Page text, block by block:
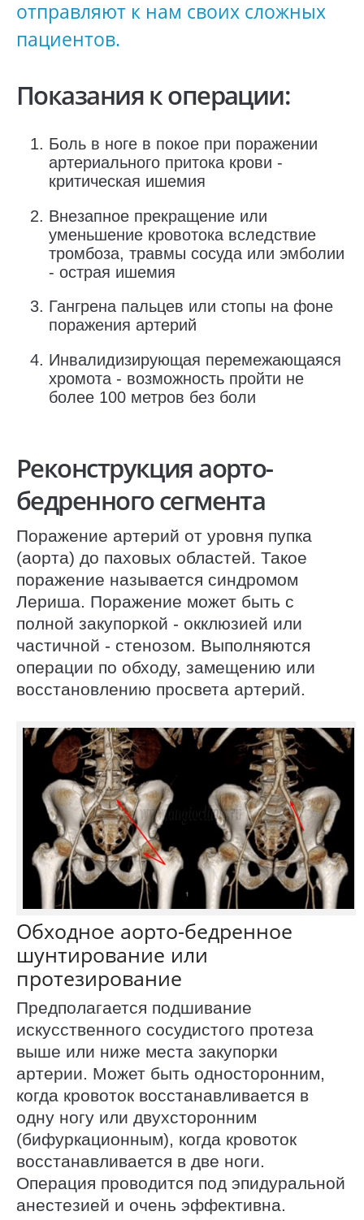
отправляют к нам своих сложных
пациентов.
Показания к операции:
Боль в ноге в покое при поражении
артериального притока крови -
критическая ишемия
Внезапное прекращение или
уменьшение кровотока вследствие
тромбоза, травмы сосуда или эмболии
- острая ишемия
Гангрена пальцев или стопы на фоне
поражения артерий
Инвалидизирующая перемежающаяся
хромота - возможность пройти не
более 100 метров без боли
Реконструкция аорто-
бедренного сегмента
Поражение артерий от уровня пупка
(аорта) до паховых областей. Такое
поражение называется синдромом
Лериша. Поражение может быть с
полной закупоркой - окклюзией или
частичной - стенозом. Выполняются
операции по обходу, замещению или
восстановлению просвета артерий.
Обходное аорто-бедренное
шунтирование или
протезирование
Предполагается подшивание
искусственного сосудистого протеза
выше или ниже места закупорки
артерии. Может быть односторонним,
когда кровоток восстанавливается в
одну ногу или двухсторонним
(бифуркационным), когда кровоток
восстанавливается в две ноги.
Операция проводится под эпидуральной
анестезией и очень эффективна.